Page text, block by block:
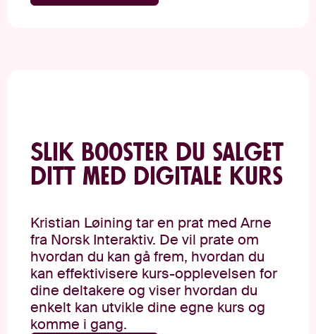
Slik booster du salget
ditt med digitale kurs
Kristian Løining tar en prat med Arne
fra Norsk Interaktiv. De vil prate om
hvordan du kan gå frem, hvordan du
kan effektivisere kurs-opplevelsen for
dine deltakere og viser hvordan du
enkelt kan utvikle dine egne kurs og
komme i gang.